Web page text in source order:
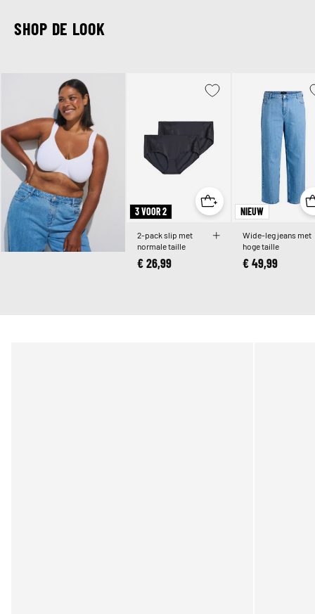
SHOP DE LOOK
3 VOOR 2
2-pack slip met
normale taille
€ 26,99
NIEUW
Wide-leg jeans met
hoge taille
€ 49,99